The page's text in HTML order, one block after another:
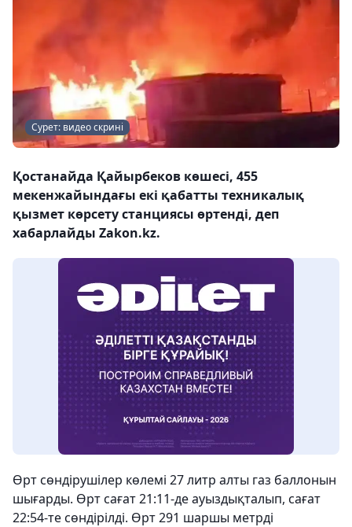
Сурет: видео скрині
Қостанайда Қайырбеков көшесі, 455
мекенжайындағы екі қабатты техникалық
қызмет көрсету станциясы өртенді, деп
хабарлайды Zakon.kz.
Өрт сөндірушілер көлемі 27 литр алты газ баллонын
шығарды. Өрт сағат 21:11-де ауыздықталып, сағат
22:54-те сөндірілді. Өрт 291 шаршы метрді